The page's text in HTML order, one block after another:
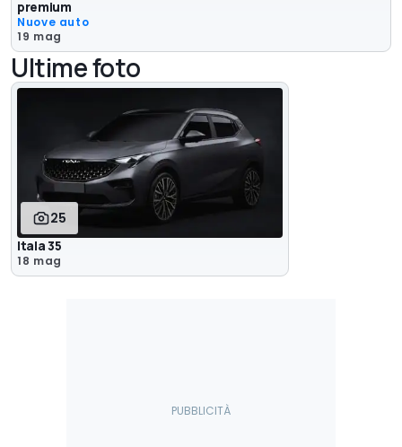
premium
Nuove auto
19 mag
Ultime foto
25
Itala 35
18 mag